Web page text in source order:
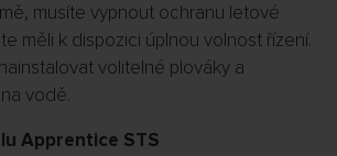
musíte vypnout ochranu letové
měli k dispozici úplnou volnost řízení.
volitelné plováky a
vodě.
Apprentice STS